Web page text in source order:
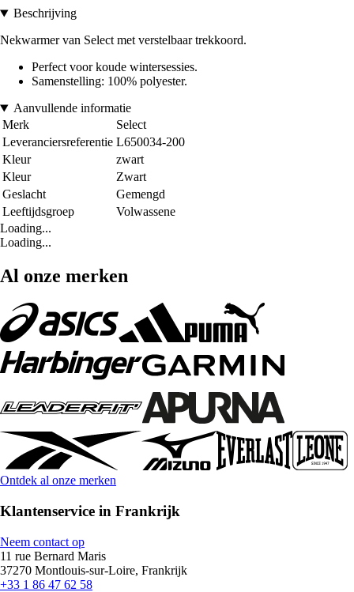
Beschrijving
Nekwarmer van Select met verstelbaar trekkoord.
Perfect voor koude wintersessies.
Samenstelling: 100% polyester.
Aanvullende informatie
Merk
Select
Leveranciersreferentie L650034-200
Kleur
zwart
Kleur
Zwart
Geslacht
Gemengd
Leeftijdsgroep
Volwassene
Loading...
Loading...
Al onze merken
Ontdek al onze merken
Klantenservice in Frankrijk
Neem contact op
11 rue Bernard Maris
37270 Montlouis-sur-Loire, Frankrijk
+33 1 86 47 62 58